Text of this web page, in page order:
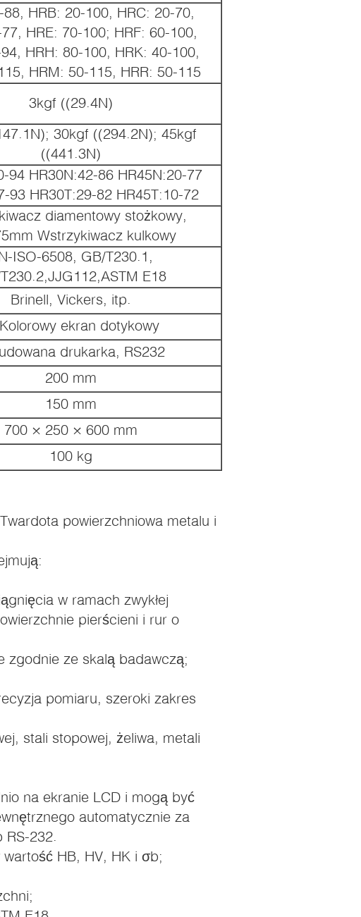
88, HRB: 20-100, HRC: 20-70,
HRE: 70-100; HRF: 60-100,
HRH: 80-100, HRK: 40-100,
HRM: 50-115, HRR: 50-115
3kgf ((29.4N)
30kgf ((294.2N); 45kgf
((441.3N)
94 HR30N:42-86 HR45N:20-77
93 HR30T:29-82 HR45T:10-72
diamentowy stożkowy,
Wstrzykiwacz kulkowy
ISO-6508, GB/T230.1,
E18
Brinell, Vickers, itp.
ekran dotykowy
drukarka, RS232
200 mm
150 mm
700 × 250 × 600 mm
100 kg
powierzchniowa metalu i
w ramach zwykłej
pierścieni i rur o
zgodnie ze skalą badawczą;
pomiaru, szeroki zakres
stali stopowej, żeliwa, metali
na ekranie LCD i mogą być
automatycznie za
232.
HB, HV, HK i σb;